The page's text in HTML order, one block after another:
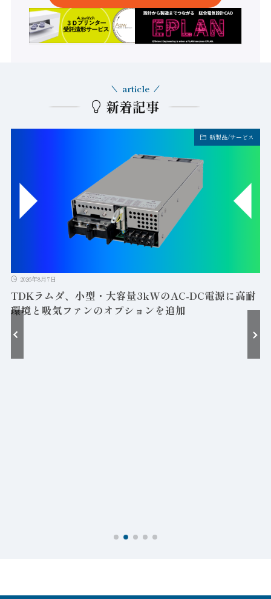
新着記事
article
新製品/サービス
2026年8月7日
TDKラムダ、小型・大容量3kWのAC-DC電源に高耐
環境と吸気ファンのオプションを追加